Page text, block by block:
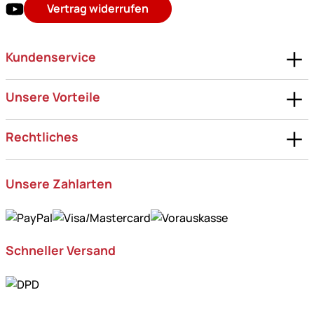
Vertrag widerrufen
Kundenservice
Unsere Vorteile
Rechtliches
Unsere Zahlarten
Schneller Versand